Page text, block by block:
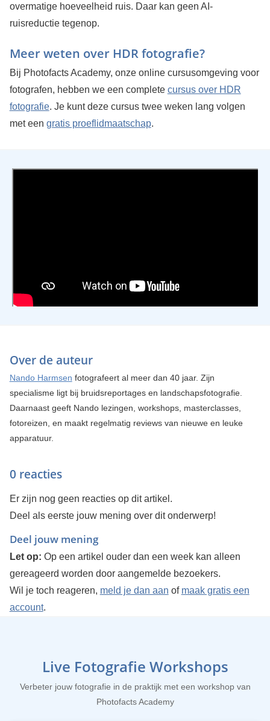
overmatige hoeveelheid ruis. Daar kan geen AI-
ruisreductie tegenop.
Meer weten over HDR fotografie?
Bij Photofacts Academy, onze online cursusomgeving voor
fotografen, hebben we een complete cursus over HDR
fotografie. Je kunt deze cursus twee weken lang volgen
met een gratis proeflidmaatschap.
Over de auteur
Nando Harmsen fotografeert al meer dan 40 jaar. Zijn
specialisme ligt bij bruidsreportages en landschapsfotografie.
Daarnaast geeft Nando lezingen, workshops, masterclasses,
fotoreizen, en maakt regelmatig reviews van nieuwe en leuke
apparatuur.
0 reacties
Er zijn nog geen reacties op dit artikel.
Deel als eerste jouw mening over dit onderwerp!
Deel jouw mening
Let op: Op een artikel ouder dan een week kan alleen
gereageerd worden door aangemelde bezoekers.
Wil je toch reageren, meld je dan aan of maak gratis een
account.
Live Fotografie Workshops
Verbeter jouw fotografie in de praktijk met een workshop van
Photofacts Academy